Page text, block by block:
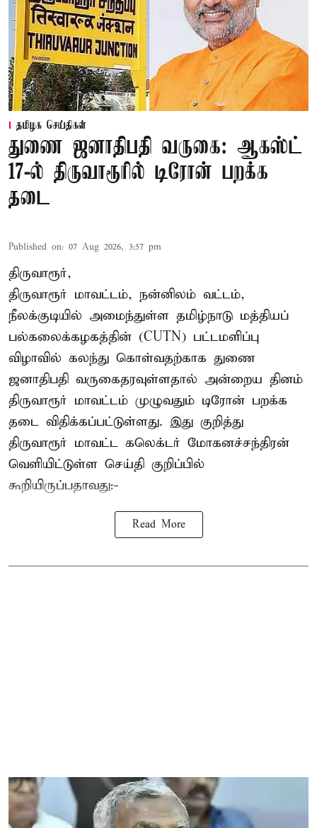
தமிழக செய்திகள்
துணை ஜனாதிபதி வருகை: ஆகஸ்ட்
17-ல் திருவாரூரில் டிரோன் பறக்க
தடை
Published on: 07 Aug 2026, 3:57 pm
திருவாரூர்,
திருவாரூர் மாவட்டம், நன்னிலம் வட்டம்,
நீலக்குடியில் அமைந்துள்ள தமிழ்நாடு மத்தியப்
பல்கலைக்கழகத்தின் (CUTN) பட்டமளிப்பு
விழாவில் கலந்து கொள்வதற்காக துணை
ஜனாதிபதி வருகைதரவுள்ளதால் அன்றைய தினம்
திருவாரூர் மாவட்டம் முழுவதும் டிரோன் பறக்க
தடை விதிக்கப்பட்டுள்ளது. இது குறித்து
திருவாரூர் மாவட்ட கலெக்டர் மோகனச்சந்திரன்
வெளியிட்டுள்ள செய்தி குறிப்பில்
கூறியிருப்பதாவது:-
Read More